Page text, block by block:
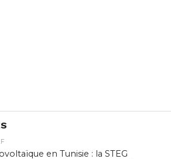
en Tunisie : la STEG